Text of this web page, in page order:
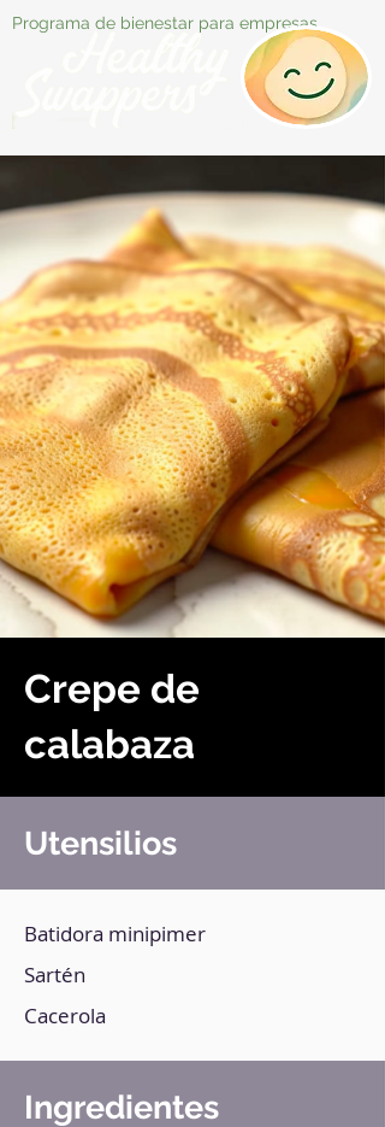
Programa de bienestar para empresas
Crepe de
calabaza
Utensilios
Batidora minipimer
Sartén
Cacerola
Ingredientes